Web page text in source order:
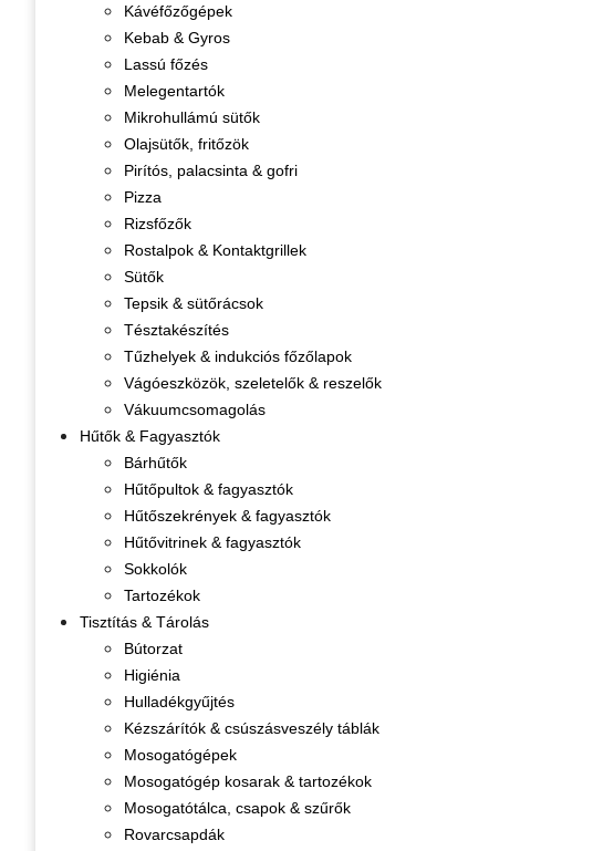
Kávéfőzőgépek
Kebab & Gyros
Lassú főzés
Melegentartók
Mikrohullámú sütők
Olajsütők, fritőzök
Pirítós, palacsinta & gofri
Pizza
Rizsfőzők
Rostalpok & Kontaktgrillek
Sütők
Tepsik & sütőrácsok
Tésztakészítés
Tűzhelyek & indukciós főzőlapok
Vágóeszközök, szeletelők & reszelők
Vákuumcsomagolás
Hűtők & Fagyasztók
Bárhűtők
Hűtőpultok & fagyasztók
Hűtőszekrények & fagyasztók
Hűtővitrinek & fagyasztók
Sokkolók
Tartozékok
Tisztítás & Tárolás
Bútorzat
Higiénia
Hulladékgyűjtés
Kézszárítók & csúszásveszély táblák
Mosogatógépek
Mosogatógép kosarak & tartozékok
Mosogatótálca, csapok & szűrők
Rovarcsapdák